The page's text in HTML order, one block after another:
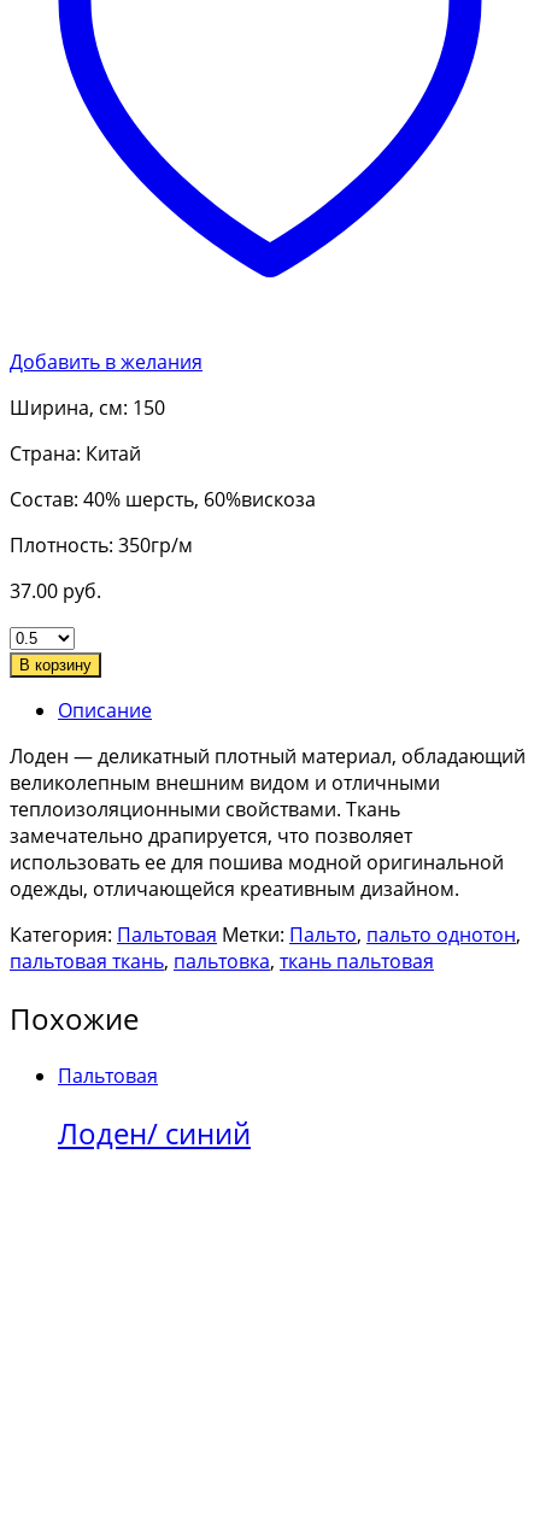
Добавить в желания
Ширина, см: 150
Страна: Китай
Состав: 40% шерсть, 60%вискоза
Плотность: 350гр/м
37.00 руб.
В корзину
Описание
Лоден — деликатный плотный материал, обладающий
великолепным внешним видом и отличными
теплоизоляционными свойствами. Ткань
замечательно драпируется, что позволяет
использовать ее для пошива модной оригинальной
одежды, отличающейся креативным дизайном.
Категория: Пальтовая Метки: Пальто, пальто однотон,
пальтовая ткань, пальтовка, ткань пальтовая
Похожие
Пальтовая
Лоден/ синий